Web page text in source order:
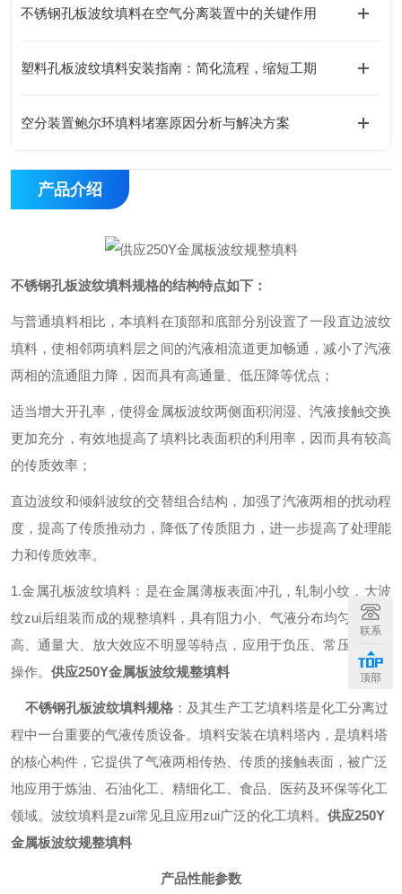
不锈钢孔板波纹填料在空气分离装置中的关键作用
塑料孔板波纹填料安装指南：简化流程，缩短工期
空分装置鲍尔环填料堵塞原因分析与解决方案
产品介绍
不锈钢孔板波纹填料规格的结构特点如下 ：
与普通填料相比，本填料在顶部和底部分别设置了一段直边波纹
填料，使相邻两填料层之间的汽液相流道更加畅通，减小了汽液
两相的流通阻力降，因而具有高通量、低压降等优点；
适当增大开孔率，使得金属板波纹两侧面积润湿、汽液接触交换
更加充分，有效地提高了填料比表面积的利用率，因而具有较高
的传质效率；
直边波纹和倾斜波纹的交替组合结构，加强了汽液两相的扰动程
度，提高了传质推动力，降低了传质阻力，进一步提高了处理能
力和传质效率。
1.金属孔板波纹填料：是在金属薄板表面冲孔，轧制小纹，大波
纹zui后组装而成的规整填料，具有阻力小、气液分布均匀、效率
高、通量大、放大效应不明显等特点，应用于负压、常压和加压
操作。 供应250Y金属板波纹规整填料
不锈钢孔板波纹填料规格 ： 及其生产工艺填料塔是化工分离过
程中一台重要的气液传质设备。填料安装在填料塔内，是填料塔
的核心构件，它提供了气液两相传热、传质的接触表面，被广泛
地应用于炼油、石油化工、精细化工、食品、医药及环保等化工
领域。波纹填料是zui常见且应用zui广泛的化工填料。 供应250Y
金属板波纹规整填料
产品性能参数
联系
顶部